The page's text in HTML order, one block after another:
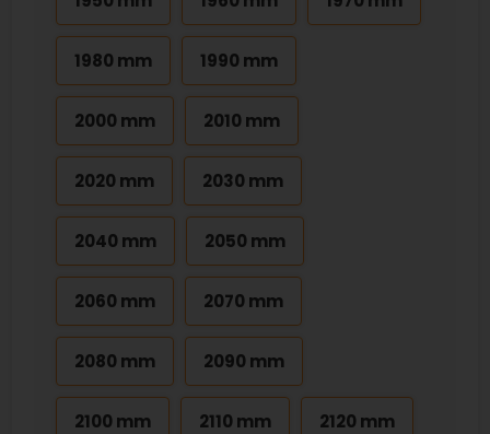
1980 mm 1990 mm
2000 mm 2010 mm
2020 mm 2030 mm
2040 mm 2050 mm
2060 mm 2070 mm
2080 mm 2090 mm
2100 mm 2110 mm 2120 mm